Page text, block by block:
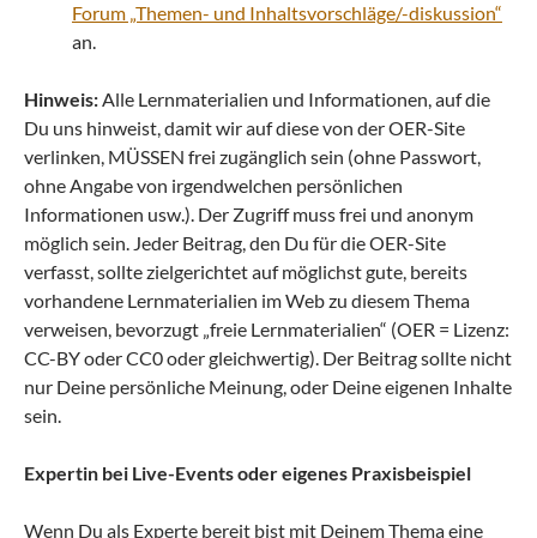
Forum „Themen- und Inhaltsvorschläge/-diskussion“
an.
Hinweis: Alle Lernmaterialien und Informationen, auf die
Du uns hinweist, damit wir auf diese von der OER-Site
verlinken, MÜSSEN frei zugänglich sein (ohne Passwort,
ohne Angabe von irgendwelchen persönlichen
Informationen usw.). Der Zugriff muss frei und anonym
möglich sein. Jeder Beitrag, den Du für die OER-Site
verfasst, sollte zielgerichtet auf möglichst gute, bereits
vorhandene Lernmaterialien im Web zu diesem Thema
verweisen, bevorzugt „freie Lernmaterialien“ (OER = Lizenz:
CC-BY oder CC0 oder gleichwertig). Der Beitrag sollte nicht
nur Deine persönliche Meinung, oder Deine eigenen Inhalte
sein.
Expertin bei Live-Events oder eigenes Praxisbeispiel
Wenn Du als Experte bereit bist mit Deinem Thema eine